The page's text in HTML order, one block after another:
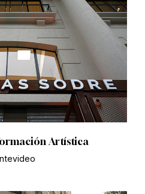
Artística